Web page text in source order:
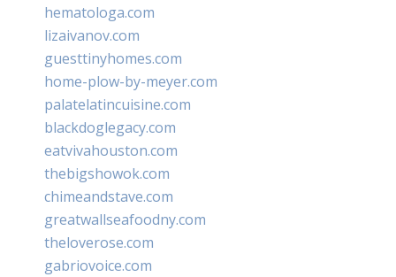
hematologa.com
lizaivanov.com
guesttinyhomes.com
home-plow-by-meyer.com
palatelatincuisine.com
blackdoglegacy.com
eatvivahouston.com
thebigshowok.com
chimeandstave.com
greatwallseafoodny.com
theloverose.com
gabriovoice.com